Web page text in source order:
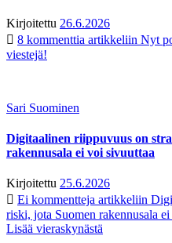
Kirjoitettu 26.6.2026
8 kommenttia artikkeliin Nyt
viestejä!
Sari Suominen
Digitaalinen riippuvuus on
rakennusala ei voi sivuuttaa
Kirjoitettu 25.6.2026
Ei kommentteja artikkeliin
riski, jota Suomen rakennusala
Lisää vieraskynästä